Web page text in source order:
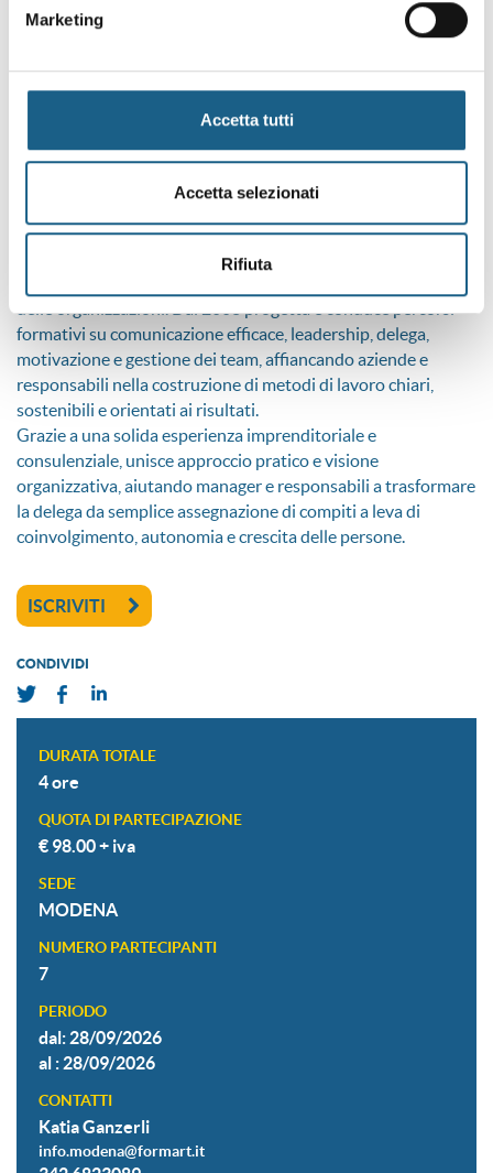
Marketing
Accetta tutti
Accetta selezionati
Rifiuta
CALENDARIO
Il corso si terrà lunedì 28 settembre dalle 17.30 alle 21.30
DOCENTE
BECCHI MARCO_ Business coach e formatore aziendale con
formativi su comunicazione efficace, leadership, delega,
motivazione e gestione dei team, affiancando aziende e
responsabili nella costruzione di metodi di lavoro chiari,
sostenibili e orientati ai risultati.
Grazie a una solida esperienza imprenditoriale e
consulenziale, unisce approccio pratico e visione
organizzativa, aiutando manager e responsabili a trasformare
la delega da semplice assegnazione di compiti a leva di
coinvolgimento, autonomia e crescita delle persone.
ISCRIVITI
CONDIVIDI
DURATA TOTALE
4 ore
QUOTA DI PARTECIPAZIONE
€ 98.00 + iva
SEDE
MODENA
NUMERO PARTECIPANTI
7
PERIODO
dal: 28/09/2026
al : 28/09/2026
CONTATTI
Katia Ganzerli
info.modena@formart.it